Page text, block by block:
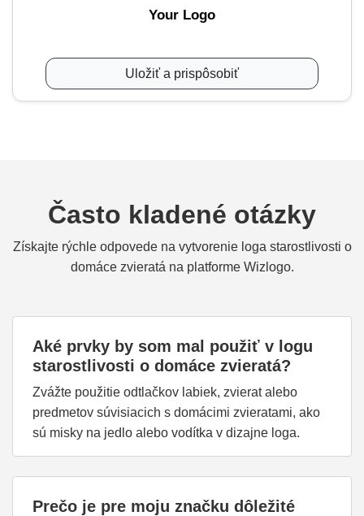
Your Logo
Uložiť a prispôsobiť
Často kladené otázky
Získajte rýchle odpovede na vytvorenie loga starostlivosti o
domáce zvieratá na platforme Wizlogo.
Aké prvky by som mal použiť v logu
starostlivosti o domáce zvieratá?
Zvážte použitie odtlačkov labiek, zvierat alebo
predmetov súvisiacich s domácimi zvieratami, ako
sú misky na jedlo alebo vodítka v dizajne loga.
Prečo je pre moju značku dôležité